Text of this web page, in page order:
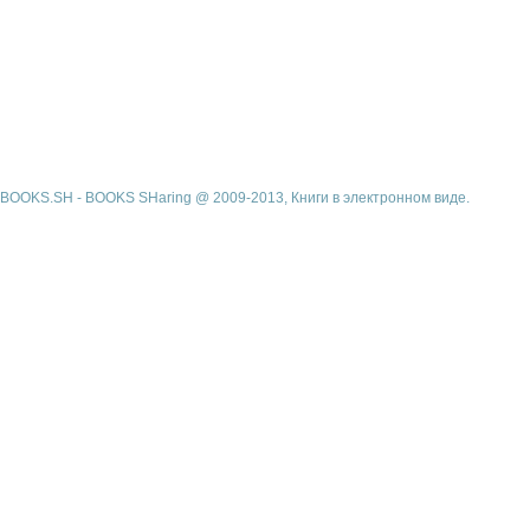
BOOKS.SH - BOOKS SHaring @ 2009-2013, Книги в электронном виде.